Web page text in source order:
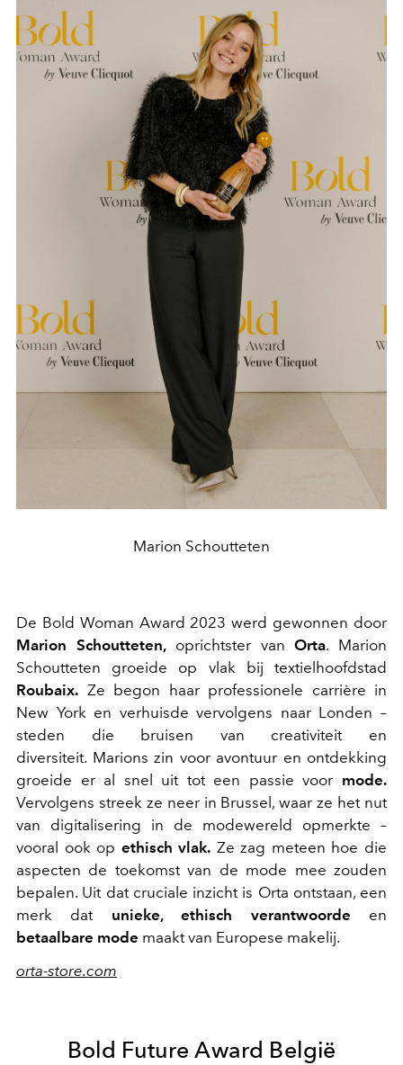
Marion Schoutteten
De Bold Woman Award 2023 werd gewonnen door
Marion Schoutteten,oprichtster vanOrta. Marion
Schoutteten groeide op vlak bij textielhoofdstad
Roubaix. Ze begon haar professionele carrière in
New York en verhuisde vervolgens naar Londen –
steden die bruisen van creativiteit en
diversiteit. Marions zin voor avontuur en ontdekking
groeide er al snel uit tot een passie voor mode.
Vervolgens streek ze neer in Brussel, waar ze het nut
van digitalisering in de modewereld opmerkte –
vooral ook op ethisch vlak. Ze zag meteen hoe die
aspecten de toekomst van de mode mee zouden
bepalen. Uit dat cruciale inzicht is Orta ontstaan, een
merk dat unieke, ethisch verantwoorde en
betaalbare mode maakt van Europese makelij.
orta-store.com
Bold Future Award België